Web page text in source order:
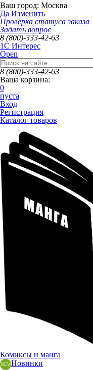
Ваш город: Москва
Да Изменить
Проверка статуса заказа
Задать вопрос
8 (800)-333-42-63
1C Интерес
Open
8 (800)-333-42-63
Ваша корзина:
0
пуста
Вход
Регистрация
Каталог товаров
Комиксы и манга
Новинки